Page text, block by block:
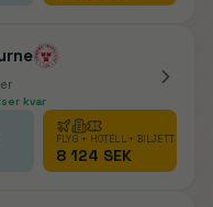
kvar
FLYG + HOTELL + BILJETT
8 124 SEK